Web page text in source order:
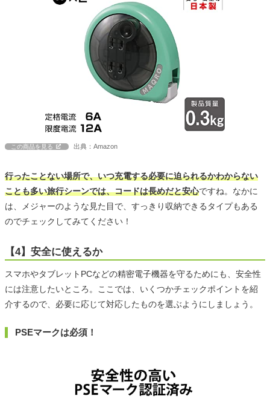
この商品を見る 出典：Amazon
行ったことない場所で、いつ充電する必要に迫られるかわからない
ことも多い旅行シーンでは、コードは長めだと安心ですね。なかに
は、メジャーのような見た目で、すっきり収納できるタイプもある
のでチェックしてみてください！
【4】安全に使えるか
スマホやタブレットPCなどの精密電子機器を守るためにも、安全性
には注意したいところ。ここでは、いくつかチェックポイントを紹
介するので、必要に応じて対応したものを選ぶようにしましょう。
PSEマークは必須！